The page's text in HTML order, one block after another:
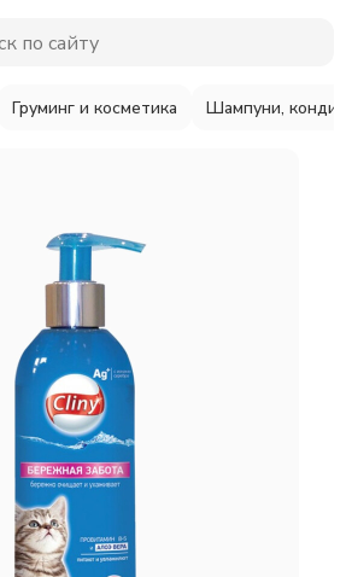
Груминг и косметика Шампуни,